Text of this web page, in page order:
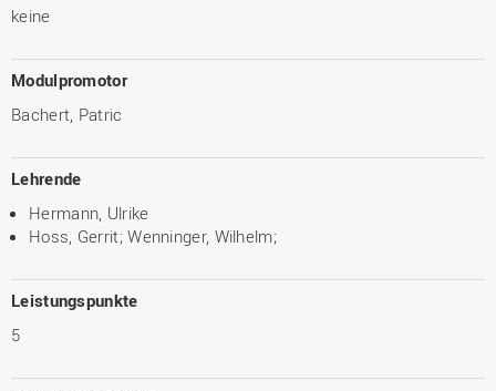
keine
Modulpromotor
Bachert, Patric
Lehrende
Hermann, Ulrike
Hoss, Gerrit; Wenninger, Wilhelm;
Leistungspunkte
5